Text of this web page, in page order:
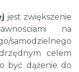
jest zwiększenie
na
samodzielnego
celem
być dążenie do